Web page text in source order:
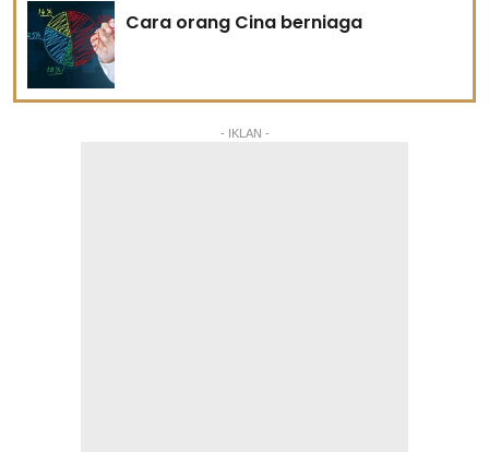
Cara orang Cina berniaga
- IKLAN -